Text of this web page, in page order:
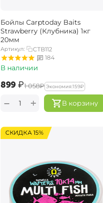
Бойлы Carptoday Baits
Strawberry (Клубника) 1кг
20мм
Артикул:
CTB112
184
В наличии
‍899‍₽‍1 058‍₽ Экономия:‍159‍₽
В корзину
+
−
СКИДКА 15%